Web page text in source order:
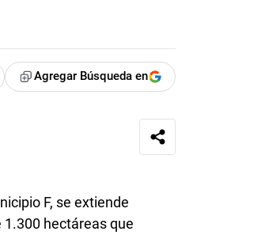
Agregar Búsqueda en
F, se extiende
hectáreas que